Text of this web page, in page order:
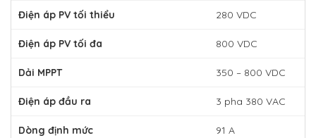
Điện áp PV tối thiểu 280 VDC
Điện áp PV tối đa 800 VDC
Dải MPPT 350 – 800 VDC
Điện áp đầu ra 3 pha 380 VAC
Dòng định mức 91 A